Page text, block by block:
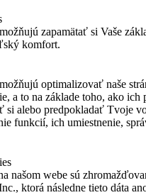
zapamätať si Vaše
komfort.
optimalizovať naše
a to na základe toho, ako ich
si alebo predpokladať Tvoje
funkcií, ich umiestnenie,
našom webe sú
ktorá následne tieto dáta